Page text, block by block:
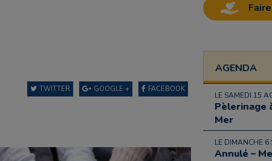
FACEBOOK
GOOGLE +
TWITTER
AGENDA
LE SAMEDI 15
Pèlerinage
Mer
LE DIMANCHE 6
Annulé –